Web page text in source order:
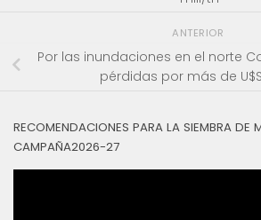
ANTERIOR
Por las inundaciones en el norte
pérdidas por más de
RECOMENDACIONES PARA LA SIEMBRA DE
CAMPAÑA2026-27